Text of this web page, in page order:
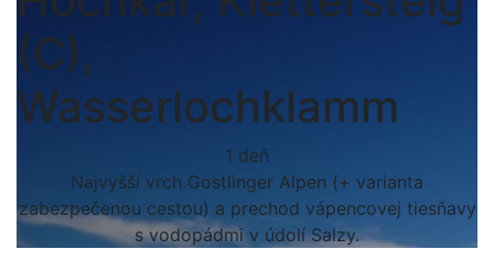
(C),
Wasserlochklamm
1 deň
Najvyšší vrch Gostlinger Alpen (+ varianta
zabezpečenou cestou) a prechod vápencovej tiesňavy
s vodopádmi v údolí Salzy.